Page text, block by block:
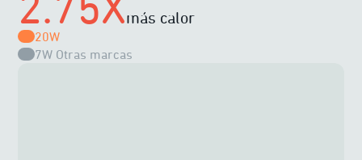
más calor
20W
7W Otras marcas